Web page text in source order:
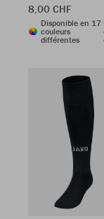
8,00 CHF
Disponible en 17
couleurs
différentes